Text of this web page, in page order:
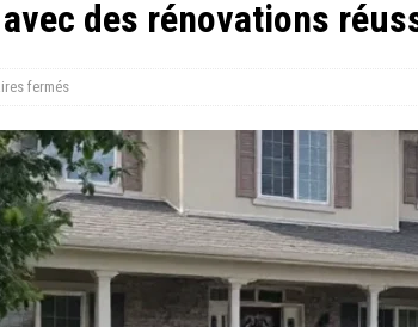
des rénovations
fermés